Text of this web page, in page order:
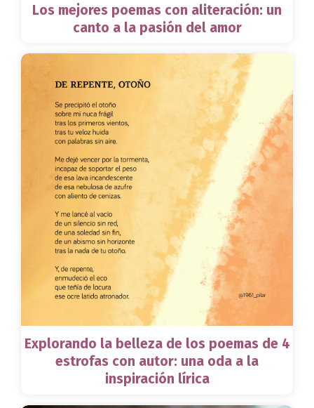
Los mejores poemas con aliteración: un
canto a la pasión del amor
Explorando la belleza de los poemas de 4
estrofas con autor: una oda a la
inspiración lírica